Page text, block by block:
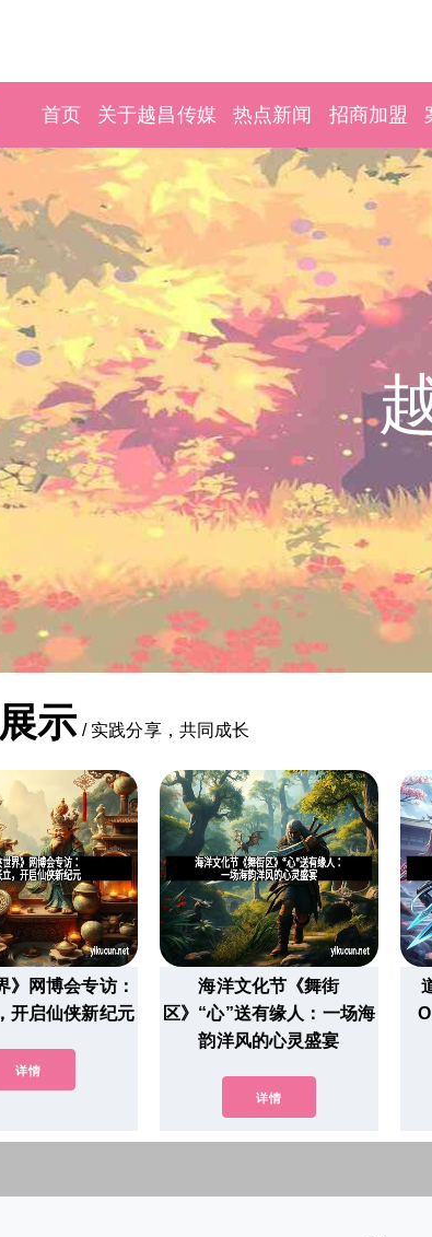
首页 关于越昌传媒 热点新闻 招商加盟
示 / 实践分享，共同成长
》网博会专访：
开启仙侠新纪元
详情
海洋文化节《舞街
区》“心”送有缘人：一场海
韵洋风的心灵盛宴
详情